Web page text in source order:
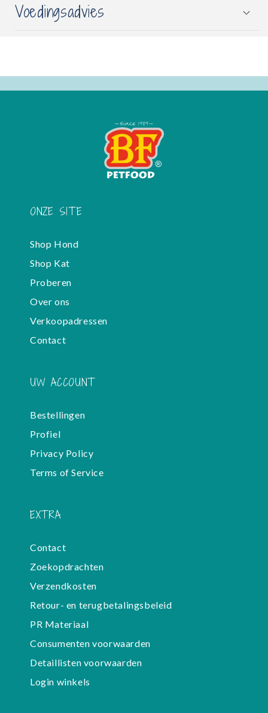
Voedingsadvies
ONZE SITE
Shop Hond
Shop Kat
Proberen
Over ons
Verkoopadressen
Contact
UW ACCOUNT
Bestellingen
Profiel
Privacy Policy
Terms of Service
EXTRA
Contact
Zoekopdrachten
Verzendkosten
Retour- en terugbetalingsbeleid
PR Materiaal
Consumenten voorwaarden
Detaillisten voorwaarden
Login winkels